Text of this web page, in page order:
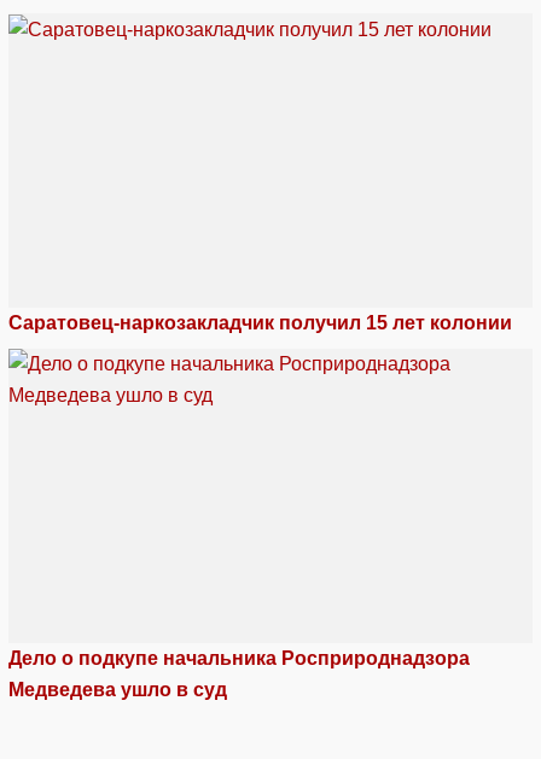
Саратовец-наркозакладчик получил 15 лет колонии
Дело о подкупе начальника Росприроднадзора
Медведева ушло в суд